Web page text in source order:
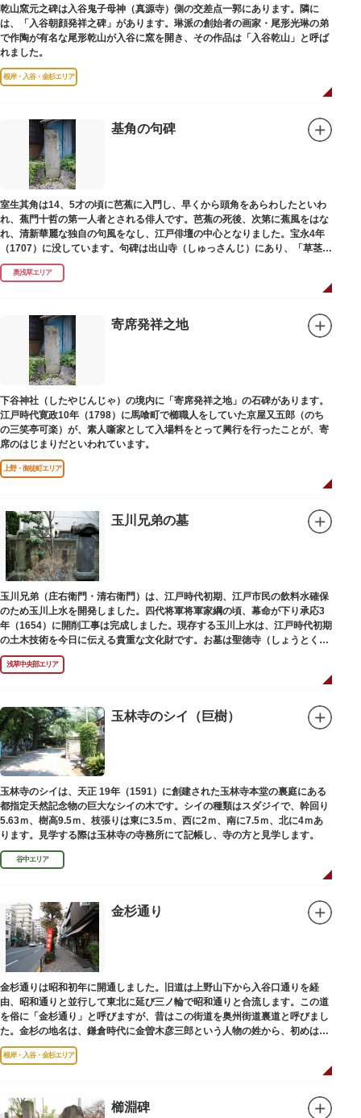
乾山窯元之碑は入谷鬼子母神（真源寺）側の交差点一郭にあります。隣に
は、「入谷朝顔発祥之碑」があります。琳派の創始者の画家・尾形光琳の弟
で作陶が有名な尾形乾山が入谷に窯を開き、その作品は「入谷乾山」と呼ば
れました。
根岸・入谷・金杉エリア
基角の句碑
室生其角は14、5才の頃に芭蕉に入門し、早くから頭角をあらわしたといわ
れ、蕉門十哲の第一人者とされる俳人です。芭蕉の死後、次第に蕉風をはな
れ、清新華麗な独自の句風をなし、江戸俳壇の中心となりました。宝永4年
（1707）に没しています。句碑は出山寺（しゅっさんじ）にあり、「草茎を
つつむ葉もなき 雲間哉」と刻まれています。
奥浅草エリア
寄席発祥之地
下谷神社（したやじんじゃ）の境内に「寄席発祥之地」の石碑があります。
江戸時代寛政10年（1798）に馬喰町で櫛職人をしていた京屋又五郎（のち
の三笑亭可楽）が、素人噺家として入場料をとって興行を行ったことが、寄
席のはじまりだといわれています。
上野・御徒町エリア
玉川兄弟の墓
玉川兄弟（庄右衛門・清右衛門）は、江戸時代初期、江戸市民の飲料水確保
のため玉川上水を開発しました。四代将軍将軍家綱の頃、幕命が下り承応3
年（1654）に開削工事は完成しました。現存する玉川上水は、江戸時代初期
の土木技術を今日に伝える貴重な文化財です。お墓は聖徳寺（しょうとく
じ）にあります。
浅草中央部エリア
玉林寺のシイ（巨樹）
玉林寺のシイは、天正 19年（1591）に創建された玉林寺本堂の裏庭にある
都指定天然記念物の巨大なシイの木です。シイの種類はスダジイで、幹回り
5.63ｍ、樹高9.5ｍ、枝張りは東に3.5ｍ、西に2ｍ、南に7.5ｍ、北に4ｍあ
ります。見学する際は玉林寺の寺務所にて記帳し、寺の方と見学します。
谷中エリア
金杉通り
金杉通りは昭和初年に開通しました。旧道は上野山下から入谷口通りを経
由、昭和通りと並行して東北に延び三ノ輪で昭和通りと合流します。この道
を俗に「金杉通り」と呼びますが、昔はこの街道を奥州街道裏道と呼びまし
た。金杉の地名は、鎌倉時代に金曽木彦三郎という人物の姓から、初めは金
曽木、それが金杉に変わったものとされています。
根岸・入谷・金杉エリア
櫛淵碑